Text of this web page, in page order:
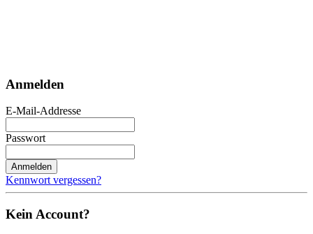
Anmelden
E-Mail-Addresse
Passwort
Anmelden
Kennwort vergessen?
Kein Account?